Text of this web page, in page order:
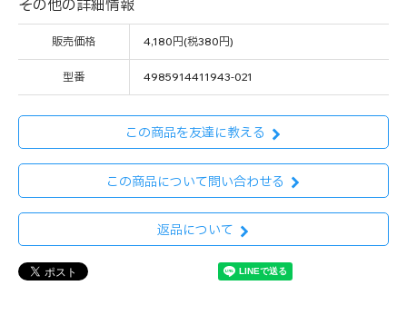
その他の詳細情報
販売価格 4,180円(税380円)
型番 4985914411943-021
この商品を友達に教える
この商品について問い合わせる
返品について